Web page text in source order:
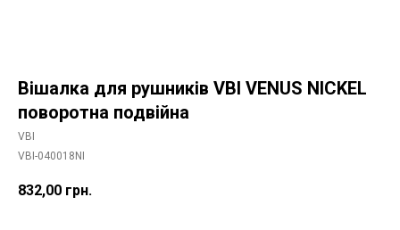
Вішалка для рушників VBI VENUS NICKEL
поворотна подвійна
VBI
VBI-040018NI
832,00 грн.